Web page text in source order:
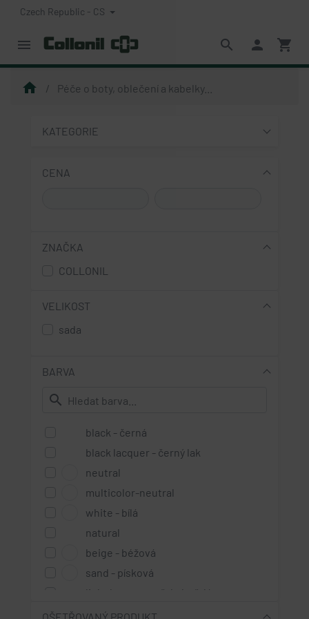
Czech Republic - CS
menu search person shopping_cart
home Péče o boty, oblečení a kabelky...
KATEGORIE
CENA
ZNAČKA
COLLONIL
VELIKOST
sada
BARVA
search
black - černá
black lacquer - černý lak
neutral
multicolor-neutral
white - bílá
natural
beige - béžová
sand - písková
light brown - světle hnědá
medium brown - středně hnědá